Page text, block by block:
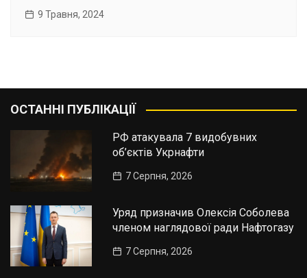
9 Травня, 2024
ОСТАННІ ПУБЛІКАЦІЇ
РФ атакувала 7 видобувних
об’єктів Укрнафти
7 Серпня, 2026
Уряд призначив Олексія Соболева
членом наглядової ради Нафтогазу
7 Серпня, 2026